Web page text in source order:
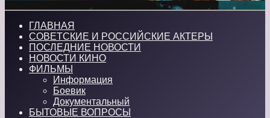
ГЛАВНАЯ
СОВЕТСКИЕ И РОССИЙСКИЕ АКТЕРЫ
ПОСЛЕДНИЕ НОВОСТИ
НОВОСТИ КИНО
ФИЛЬМЫ
Информация
Боевик
Документальный
БЫТОВЫЕ ВОПРОСЫ